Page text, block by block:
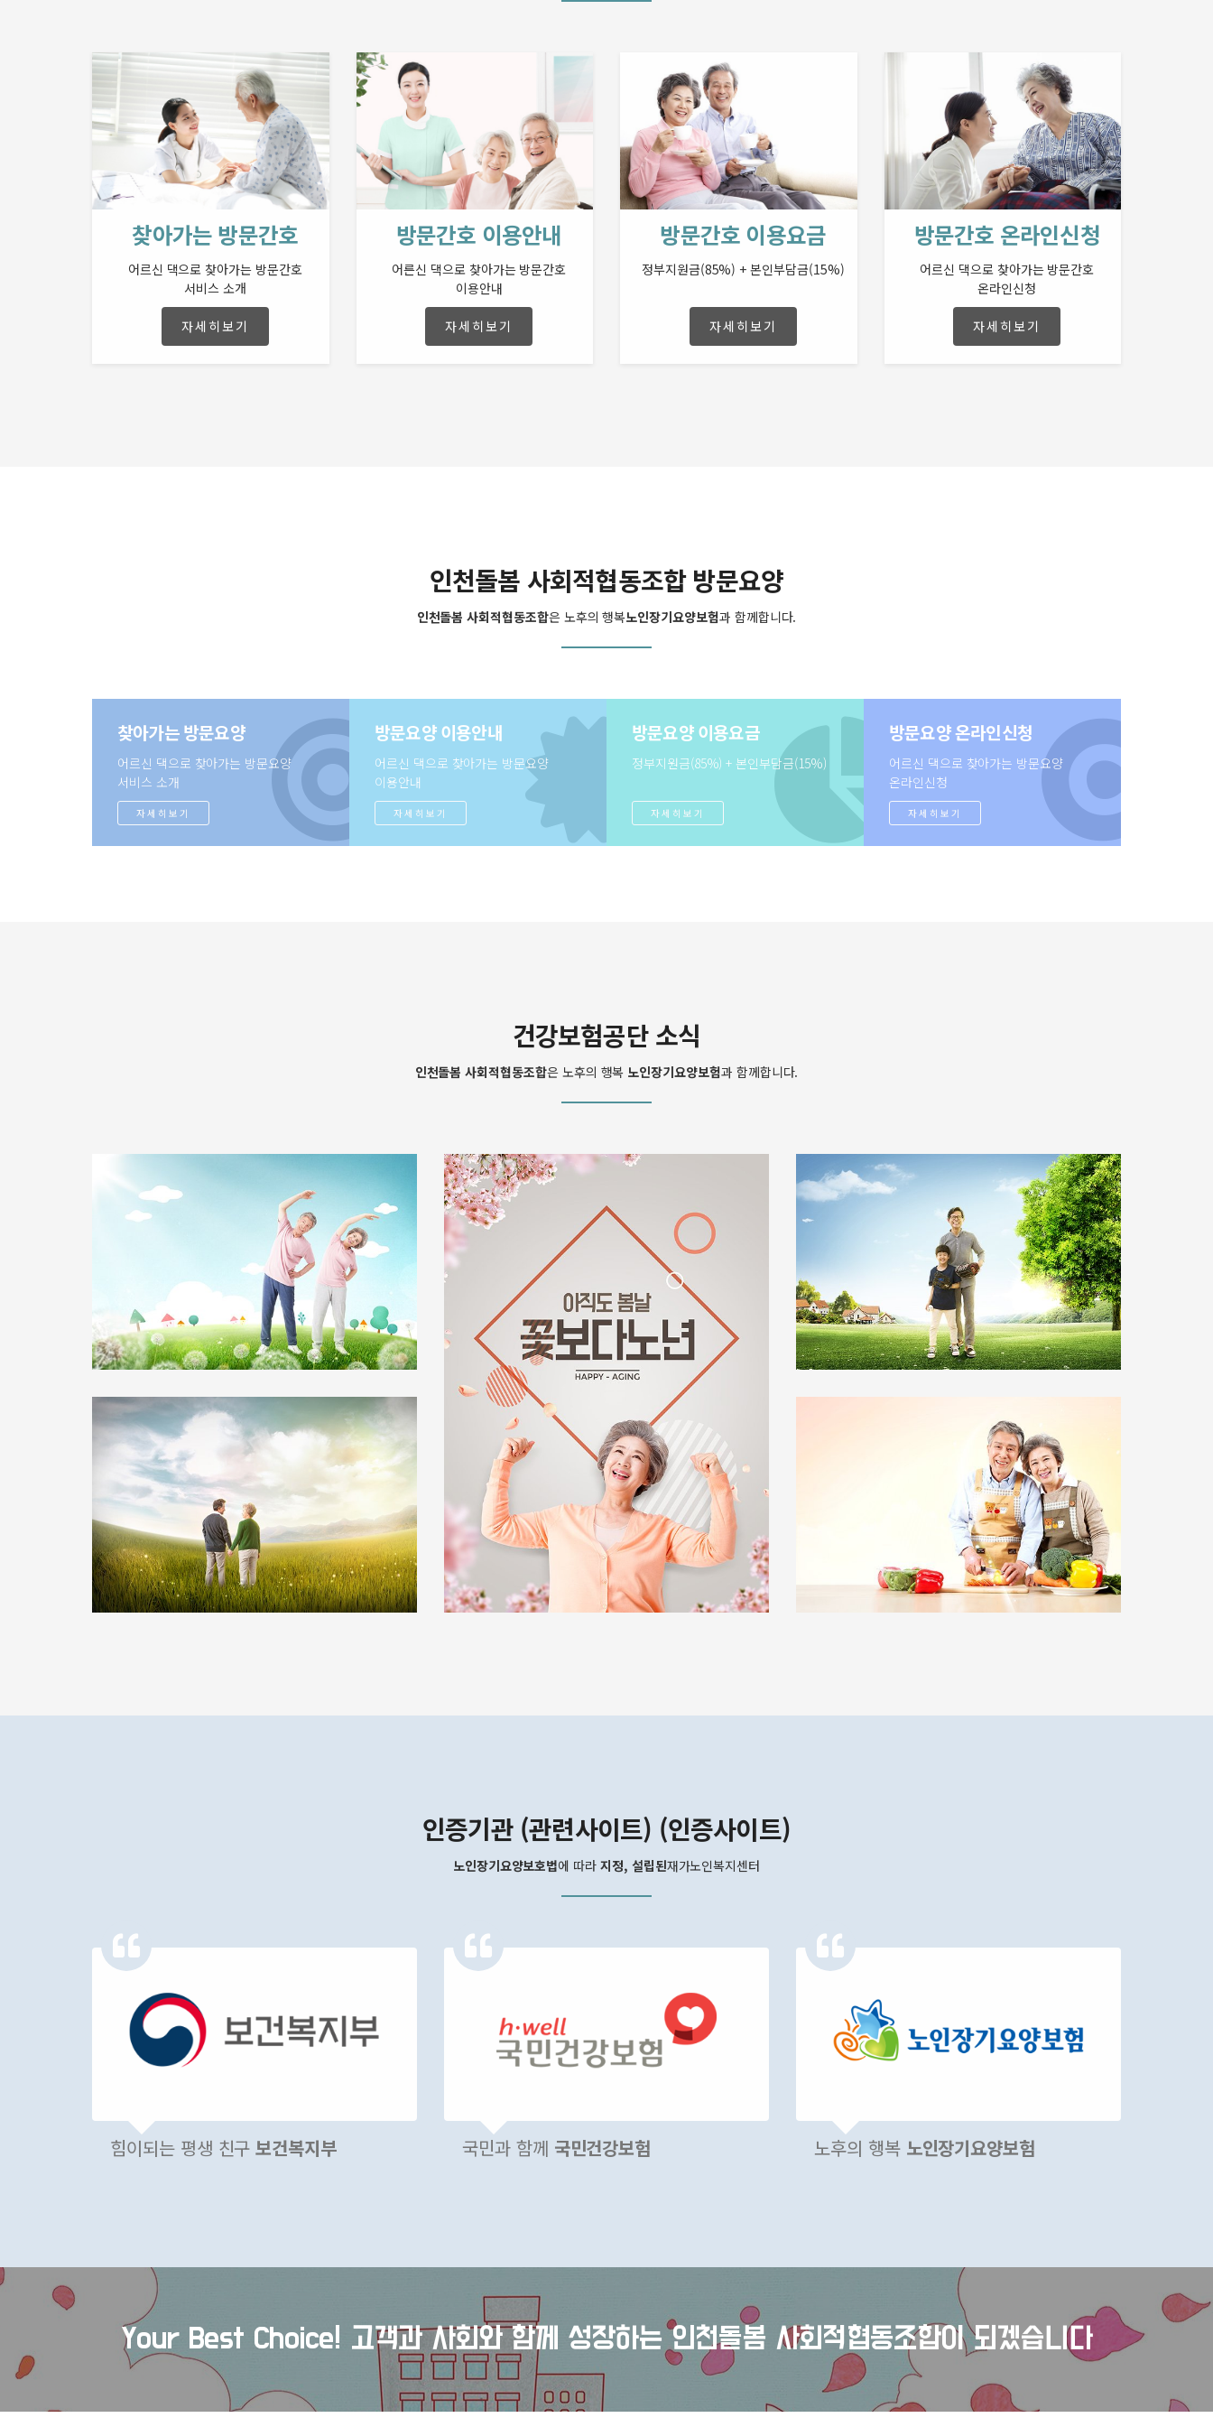
찾아가는 방문간호
어르신 댁으로 찾아가는 방문간호
서비스 소개
자세히보기
방문간호 이용안내
어른신 댁으로 찾아가는 방문간호
이용안내
자세히보기
방문간호 이용요금
정부지원금(85%) + 본인부담금(15%)
자세히보기
방문간호 온라인신청
어르신 댁으로 찾아가는 방문간호
온라인신청
자세히보기
인천돌봄 사회적협동조합 방문요양
인천돌봄 사회적협동조합은 노후의 행복노인장기요양보험과 함께합니다.
찾아가는 방문요양
어르신 댁으로 찾아가는 방문요양
서비스 소개
자세히보기
방문요양 이용안내
어르신 댁으로 찾아가는 방문요양
이용안내
자세히보기
방문요양 이용요금
정부지원금(85%) + 본인부담금(15%)
자세히보기
방문요양 온라인신청
어르신 댁으로 찾아가는 방문요양
온라인신청
자세히보기
건강보험공단 소식
인천돌봄 사회적협동조합은 노후의 행복 노인장기요양보험과 함께합니다.
인증기관 (관련사이트) (인증사이트)
노인장기요양보호법에 따라지정, 설립된재가노인복지센터
힘이되는 평생 친구보건복지부 국민과 함께 국민건강보험 노후의 행복 노인장기요양보험
Your Best Choice! 고객과 사회와 함께 성장하는 인천돌봄 사회적협동조합이 되겠습니다